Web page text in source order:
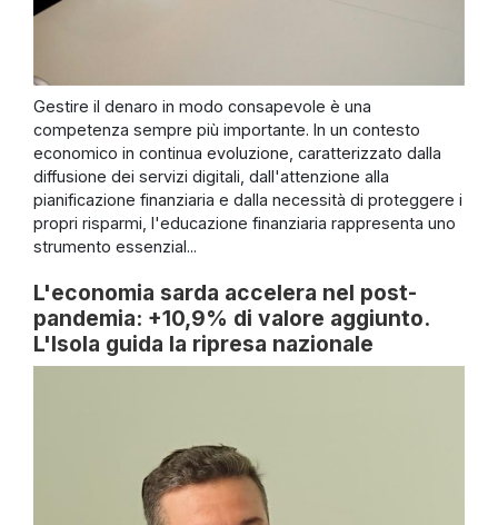
Gestire il denaro in modo consapevole è una
competenza sempre più importante. In un contesto
economico in continua evoluzione, caratterizzato dalla
diffusione dei servizi digitali, dall'attenzione alla
pianificazione finanziaria e dalla necessità di proteggere i
propri risparmi, l'educazione finanziaria rappresenta uno
strumento essenzial...
L'economia sarda accelera nel post-
pandemia: +10,9% di valore aggiunto.
L'Isola guida la ripresa nazionale